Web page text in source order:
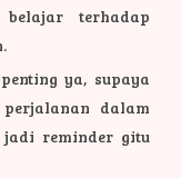
terhadap
ya, supaya
dalam
reminder gitu